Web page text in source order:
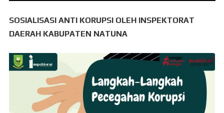
SOSIALISASI ANTI KORUPSI OLEH INSPEKTORAT
DAERAH KABUPATEN NATUNA